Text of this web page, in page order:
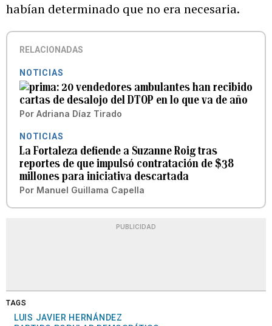
habían determinado que no era necesaria.
RELACIONADAS
NOTICIAS
20 vendedores ambulantes han recibido
cartas de desalojo del DTOP en lo que va de año
Por Adriana Díaz Tirado
NOTICIAS
La Fortaleza defiende a Suzanne Roig tras
reportes de que impulsó contratación de $38
millones para iniciativa descartada
Por Manuel Guillama Capella
PUBLICIDAD
TAGS
LUIS JAVIER HERNÁNDEZ